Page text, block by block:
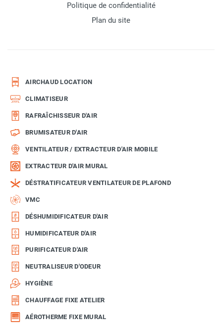
Politique de confidentialité
Plan du site
AIRCHAUD LOCATION
CLIMATISEUR
RAFRAÎCHISSEUR D'AIR
BRUMISATEUR D'AIR
VENTILATEUR / EXTRACTEUR D'AIR MOBILE
EXTRACTEUR D'AIR MURAL
DÉSTRATIFICATEUR VENTILATEUR DE PLAFOND
VMC
DÉSHUMIDIFICATEUR D'AIR
HUMIDIFICATEUR D'AIR
PURIFICATEUR D'AIR
NEUTRALISEUR D'ODEUR
HYGIÈNE
CHAUFFAGE FIXE ATELIER
AÉROTHERME FIXE MURAL